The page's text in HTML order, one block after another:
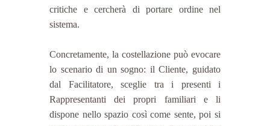
critiche e cercherà di portare ordine nel
sistema.
Concretamente, la costellazione può evocare
lo scenario di un sogno: il Cliente, guidato
dal Facilitatore, sceglie tra i presenti i
Rappresentanti dei propri familiari e li
dispone nello spazio così come sente, poi si